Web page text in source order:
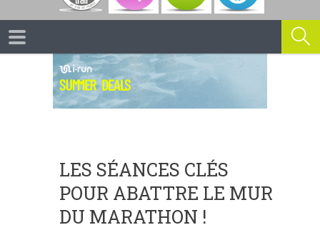
LES SÉANCES CLÉS
POUR ABATTRE LE MUR
DU MARATHON !